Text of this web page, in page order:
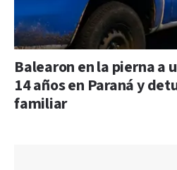
Balearon en la pierna a
14 años en Paraná y
familiar